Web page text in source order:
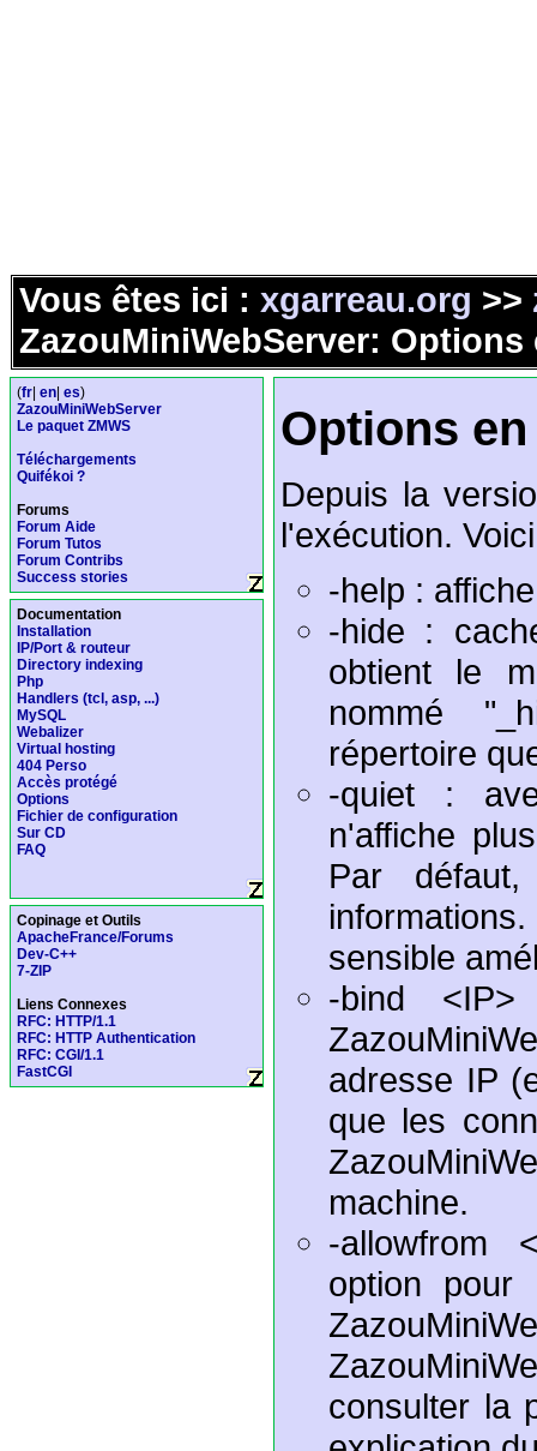
Vous êtes ici : xgarreau.org >>
ZazouMiniWebServer:
(fr en es)
ZazouMiniWebServer
Le paquet ZMWS
Téléchargements
Quifékoi ?
Forums
Forum Aide
Forum Tutos
Forum Contribs
Success stories
Documentation
Installation
IP/Port & routeur
Directory indexing
Php
Handlers (tcl, asp, ...)
MySQL
Webalizer
Virtual hosting
404 Perso
Accès protégé
Options
Fichier de configuration
Sur CD
FAQ
Copinage et Outils
ApacheFrance/Forums
Dev-C++
7-ZIP
Liens Connexes
RFC: HTTP/1.1
RFC: HTTP Authentication
RFC: CGI/1.1
FastCGI
Options
Depuis la
l'exécution.
-help :
-hide :
obtient le
nommé
répertoire
-quiet :
n'affiche
Par
sensible
-bind
adresse IP
que les
machine.
-allowfrom
option pour
consulter la